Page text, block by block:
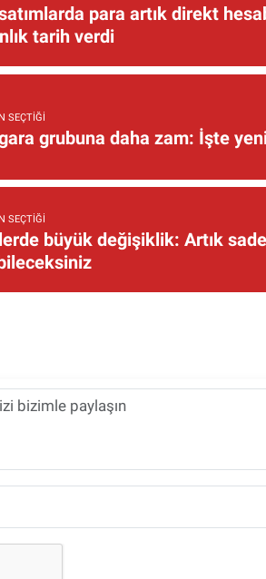
para artık direkt
tarih verdi
SEÇTIĞI
grubuna daha zam: İşte
SEÇTIĞI
büyük değişiklik: Artık